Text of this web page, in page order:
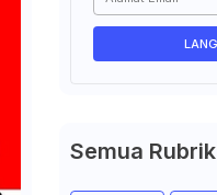
Semua Rubrik